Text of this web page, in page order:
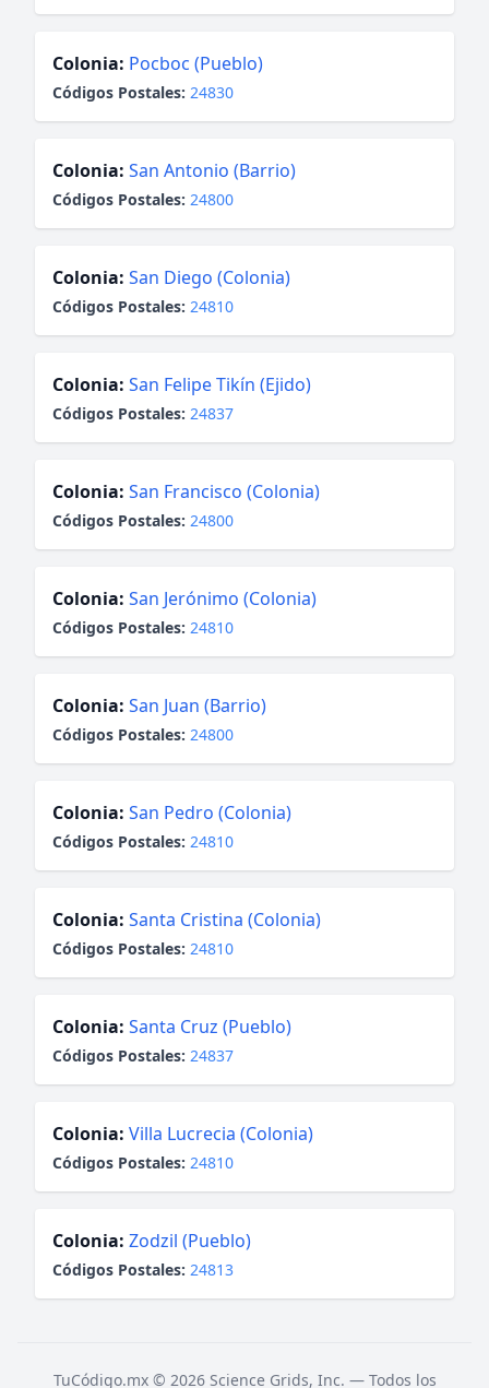
Colonia: Pocboc (Pueblo)
Códigos Postales: 24830
Colonia: San Antonio (Barrio)
Códigos Postales: 24800
Colonia: San Diego (Colonia)
Códigos Postales: 24810
Colonia: San Felipe Tikín (Ejido)
Códigos Postales: 24837
Colonia: San Francisco (Colonia)
Códigos Postales: 24800
Colonia: San Jerónimo (Colonia)
Códigos Postales: 24810
Colonia: San Juan (Barrio)
Códigos Postales: 24800
Colonia: San Pedro (Colonia)
Códigos Postales: 24810
Colonia: Santa Cristina (Colonia)
Códigos Postales: 24810
Colonia: Santa Cruz (Pueblo)
Códigos Postales: 24837
Colonia: Villa Lucrecia (Colonia)
Códigos Postales: 24810
Colonia: Zodzil (Pueblo)
Códigos Postales: 24813
TuCódigo.mx © 2026 Science Grids, Inc. — Todos los